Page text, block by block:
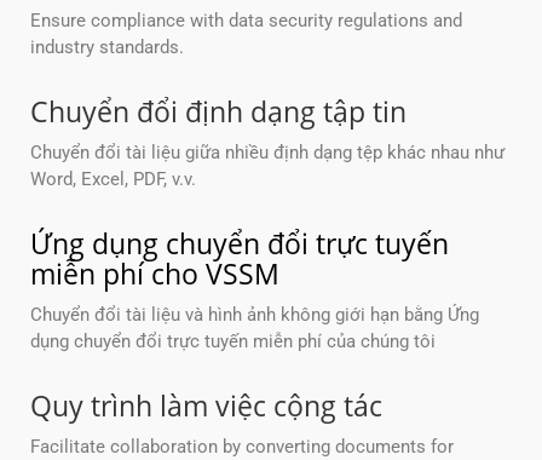
Ensure compliance with data security regulations and
industry standards.
Chuyển đổi định dạng tập tin
Chuyển đổi tài liệu giữa nhiều định dạng tệp khác nhau như
Word, Excel, PDF, v.v.
Ứng dụng chuyển đổi trực tuyến
miễn phí cho VSSM
Chuyển đổi tài liệu và hình ảnh không giới hạn bằng Ứng
dụng chuyển đổi trực tuyến miễn phí của chúng tôi
Quy trình làm việc cộng tác
Facilitate collaboration by converting documents for